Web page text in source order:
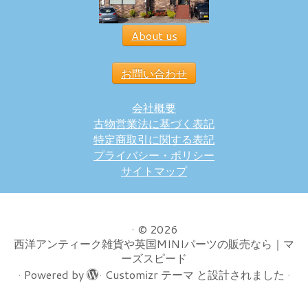
About us
お問い合わせ
会社概要
古物営業法に基づく表記
特定商取引に関する表記
プライバシー・ポリシー
サイトマップ
· © 2026
西洋アンティーク雑貨や英国MINIパーツの販売なら｜マ
ーズスピード
· Powered by · Customizr テーマ と設計されました ·